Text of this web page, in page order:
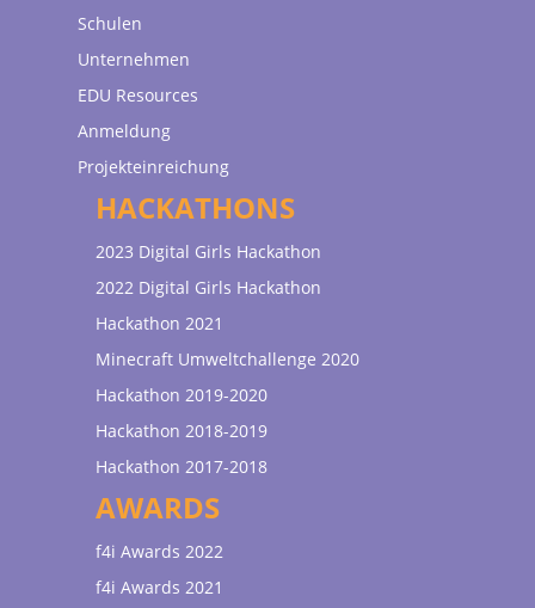
Schulen
Unternehmen
EDU Resources
Anmeldung
Projekteinreichung
HACKATHONS
2023 Digital Girls Hackathon
2022 Digital Girls Hackathon
Hackathon 2021
Minecraft Umweltchallenge 2020
Hackathon 2019-2020
Hackathon 2018-2019
Hackathon 2017-2018
AWARDS
f4i Awards 2022
f4i Awards 2021